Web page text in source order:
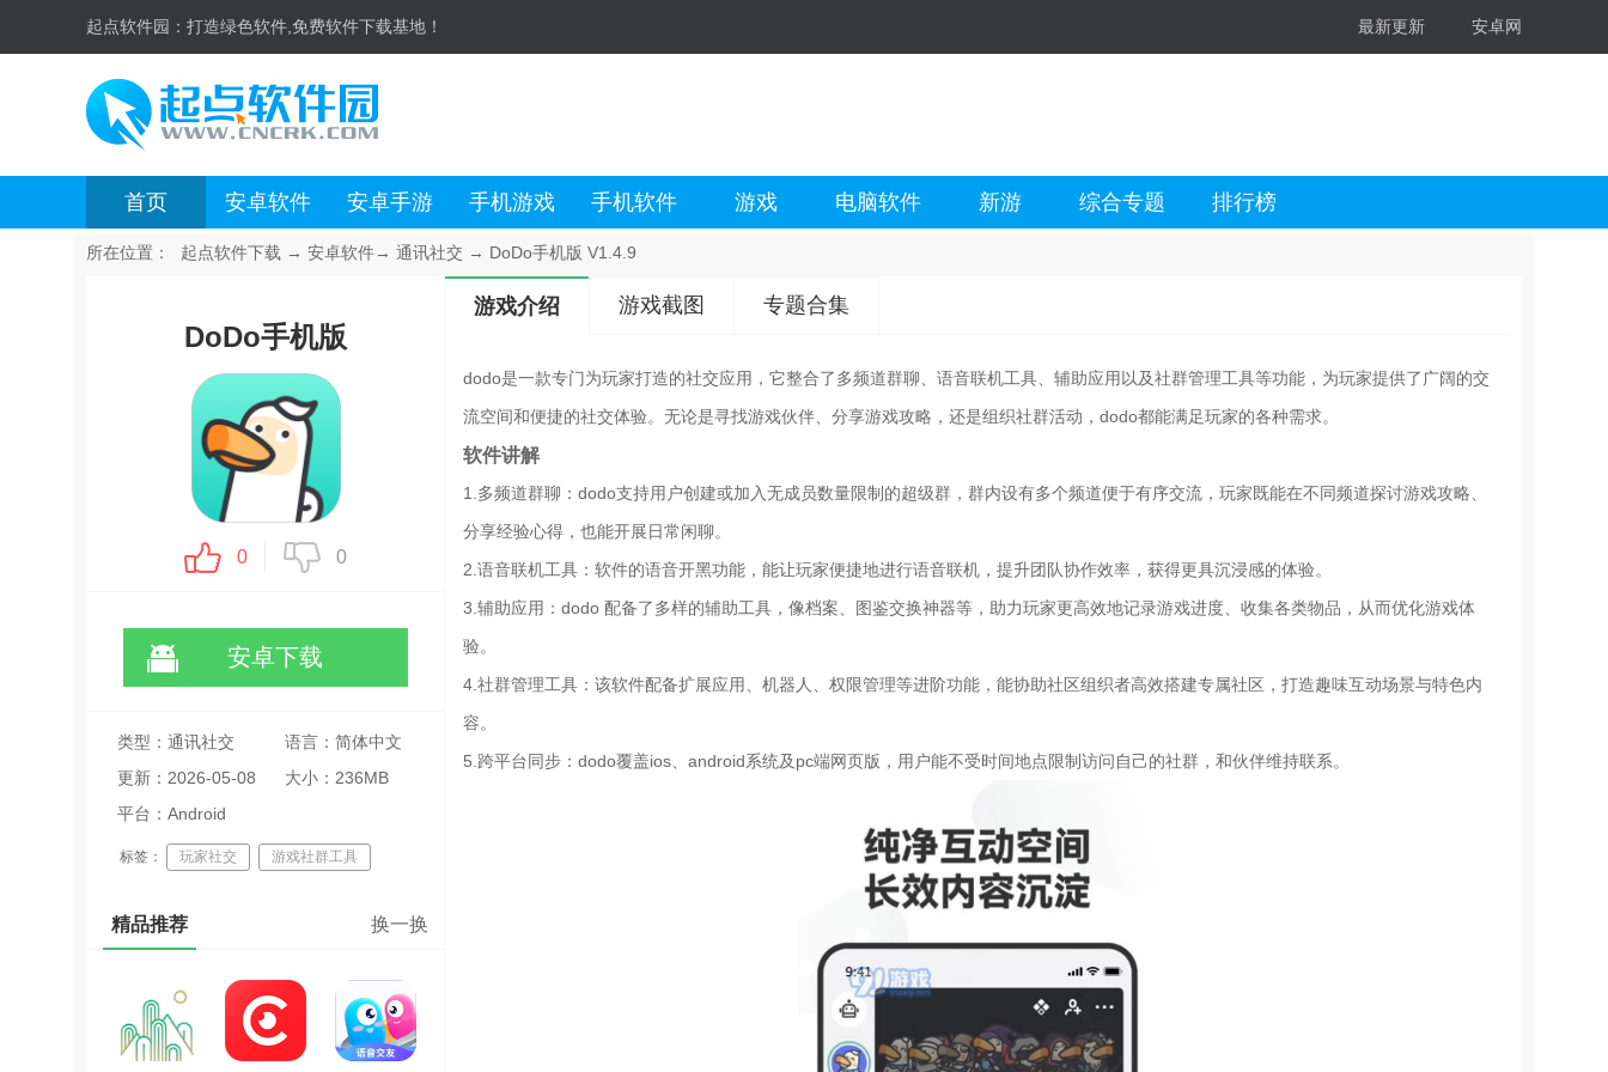
起点软件园： 打造绿色软件,免费软件下载基地！ 最新更新 安卓网
首页 安卓软件 安卓手游 手机游戏 手机软件 游戏 电脑软件 新游 综合专题 排行榜
所在位置： 起点软件下载 → 安卓软件→ 通讯社交 → DoDo手机版 V1.4.9
DoDo手机版
0 0
安卓下载
类型：通讯社交
语言：简体中文
更新：2026-05-08
05:03:30
大小：236MB
平台：Android
标签： 玩家社交 游戏社群工具
精品推荐 换一换
游戏介绍 游戏截图 专题合集
dodo是一款专门为玩家打造的社交应用，它整合了多频道群聊、语音联机工具、辅助应用以及社群管理工具等功能，为玩家提供了广阔的交
流空间和便捷的社交体验。无论是寻找游戏伙伴、分享游戏攻略，还是组织社群活动，dodo都能满足玩家的各种需求。
软件讲解
1.多频道群聊：dodo支持用户创建或加入无成员数量限制的超级群，群内设有多个频道便于有序交流，玩家既能在不同频道探讨游戏攻略、
分享经验心得，也能开展日常闲聊。
2.语音联机工具：软件的语音开黑功能，能让玩家便捷地进行语音联机，提升团队协作效率，获得更具沉浸感的体验。
3.辅助应用：dodo 配备了多样的辅助工具，像档案、图鉴交换神器等，助力玩家更高效地记录游戏进度、收集各类物品，从而优化游戏体
验。
4.社群管理工具：该软件配备扩展应用、机器人、权限管理等进阶功能，能协助社区组织者高效搭建专属社区，打造趣味互动场景与特色内
容。
5.跨平台同步：dodo覆盖ios、android系统及pc端网页版，用户能不受时间地点限制访问自己的社群，和伙伴维持联系。